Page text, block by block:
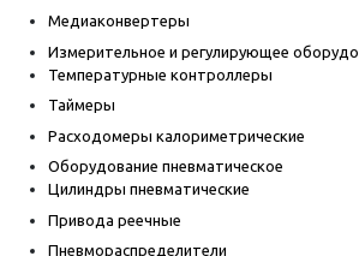
Медиаконвертеры
Измерительное и регулирующее
Температурные контроллеры
Таймеры
Расходомеры калориметрические
Оборудование пневматическое
Цилиндры пневматические
Привода реечные
Пневмораспределители